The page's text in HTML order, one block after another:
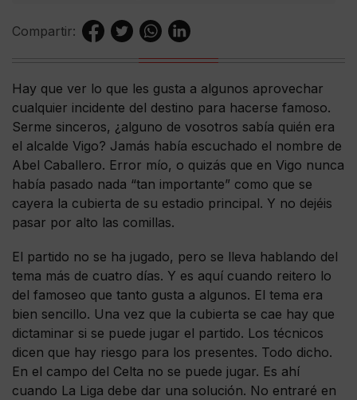
Compartir:
Hay que ver lo que les gusta a algunos aprovechar
cualquier incidente del destino para hacerse famoso.
Serme sinceros, ¿alguno de vosotros sabía quién era
el alcalde Vigo? Jamás había escuchado el nombre de
Abel Caballero. Error mío, o quizás que en Vigo nunca
había pasado nada “tan importante” como que se
cayera la cubierta de su estadio principal. Y no dejéis
pasar por alto las comillas.
El partido no se ha jugado, pero se lleva hablando del
tema más de cuatro días. Y es aquí cuando reitero lo
del famoseo que tanto gusta a algunos. El tema era
bien sencillo. Una vez que la cubierta se cae hay que
dictaminar si se puede jugar el partido. Los técnicos
dicen que hay riesgo para los presentes. Todo dicho.
En el campo del Celta no se puede jugar. Es ahí
cuando La Liga debe dar una solución. No entraré en